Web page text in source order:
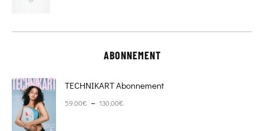
ABONNEMENT
TECHNIKART Abonnement
59,00€ – 130,00€